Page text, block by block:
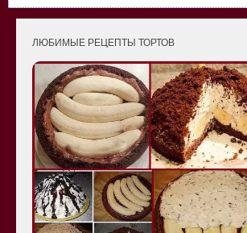
ЛЮБИМЫЕ РЕЦЕПТЫ ТОРТОВ